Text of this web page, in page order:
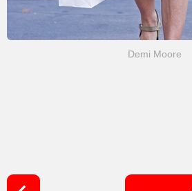
Demi Moore
P